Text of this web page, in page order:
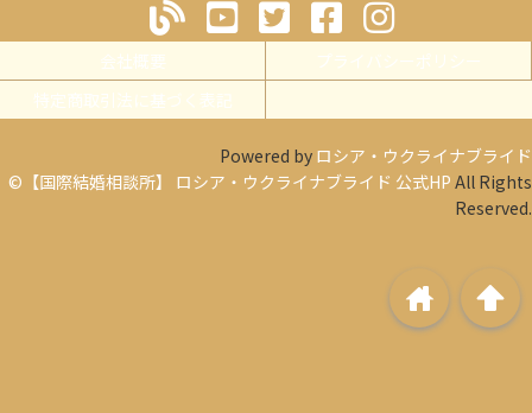
会社概要
プライバシーポリシー
特定商取引法に基づく表記
Powered by ロシア・ウクライナブライド
©【国際結婚相談所】 ロシア・ウクライナブライド 公式HP All Rights
Reserved.
arrowup
home